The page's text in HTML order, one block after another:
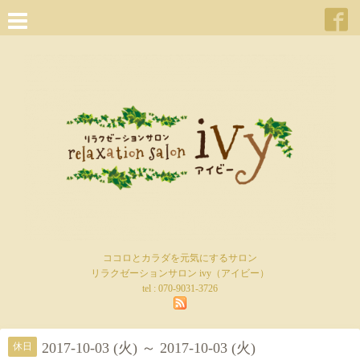
ココロとカラダを元気にするサロン
リラクゼーションサロン ivy（アイビー）
tel : 070-9031-3726
休日 2017-10-03 (火) ～ 2017-10-03 (火)